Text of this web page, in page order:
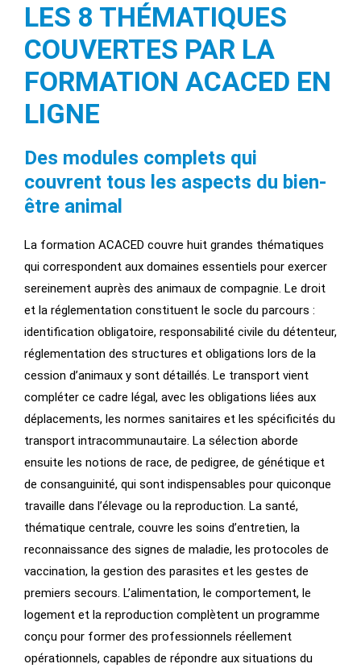
LES 8 THÉMATIQUES
COUVERTES PAR LA
FORMATION ACACED EN
LIGNE
Des modules complets qui
couvrent tous les aspects du bien-
être animal
La formation ACACED couvre huit grandes thématiques
qui correspondent aux domaines essentiels pour exercer
sereinement auprès des animaux de compagnie. Le droit
et la réglementation constituent le socle du parcours :
identification obligatoire, responsabilité civile du détenteur,
réglementation des structures et obligations lors de la
cession d’animaux y sont détaillés. Le transport vient
compléter ce cadre légal, avec les obligations liées aux
déplacements, les normes sanitaires et les spécificités du
transport intracommunautaire. La sélection aborde
ensuite les notions de race, de pedigree, de génétique et
de consanguinité, qui sont indispensables pour quiconque
travaille dans l’élevage ou la reproduction. La santé,
thématique centrale, couvre les soins d’entretien, la
reconnaissance des signes de maladie, les protocoles de
vaccination, la gestion des parasites et les gestes de
premiers secours. L’alimentation, le comportement, le
logement et la reproduction complètent un programme
conçu pour former des professionnels réellement
opérationnels, capables de répondre aux situations du